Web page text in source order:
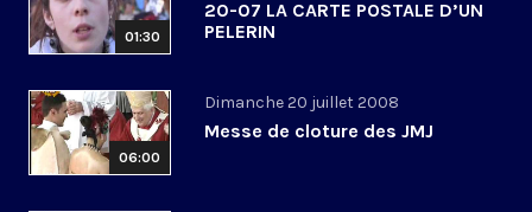
01:30
20-07 LA CARTE POSTALE D’UN
PELERIN
06:00
Dimanche 20 juillet 2008
Messe de cloture des JMJ